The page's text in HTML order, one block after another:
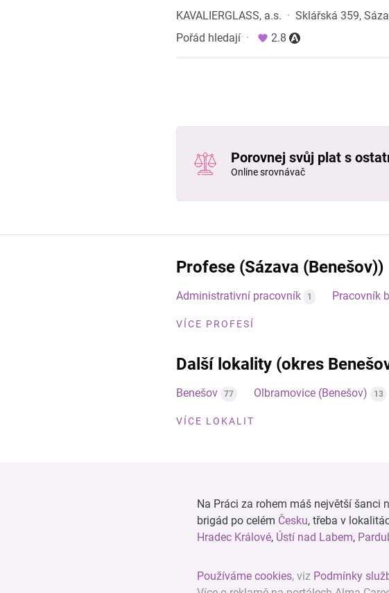
KAVALIERGLASS, a.s. · Sklářská 359,
Pořád hledají · 2.8
Porovnej svůj plat s
Online srovnávač
Profese (Sázava (Benešov))
Administrativní pracovník 1 Pracovník
VÍCE PROFESÍ
Další lokality (okres
Benešov 77 Olbramovice (Benešov) 13
VÍCE LOKALIT
Na Práci za rohem máš největší šanci
brigád po celém Česku, třeba v
Hradec Králové, Ústí nad Labem,
Používáme cookies, viz Podmínky